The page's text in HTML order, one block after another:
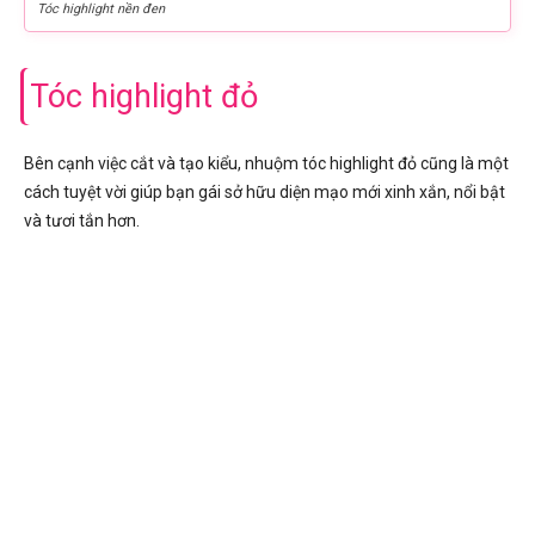
Tóc highlight nền đen
Tóc highlight đỏ
Bên cạnh việc cắt và tạo kiểu, nhuộm tóc highlight đỏ cũng là một
cách tuyệt vời giúp bạn gái sở hữu diện mạo mới xinh xắn, nổi bật
và tươi tắn hơn.